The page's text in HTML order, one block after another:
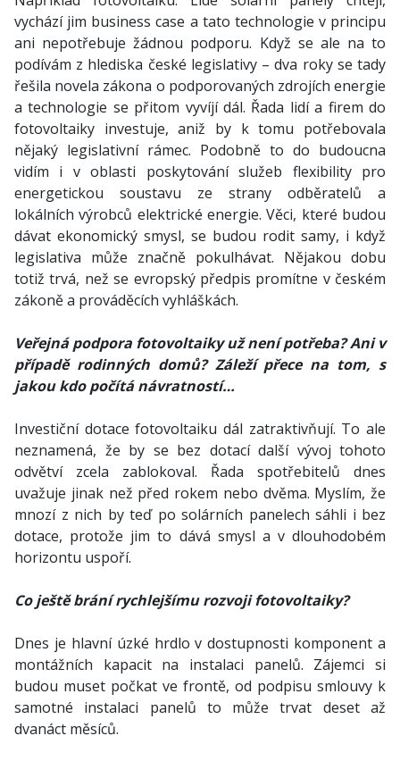
vychází jim business case a tato technologie v principu
ani nepotřebuje žádnou podporu. Když se ale na to
podívám z hlediska české legislativy – dva roky se tady
řešila novela zákona o podporovaných zdrojích energie
a technologie se přitom vyvíjí dál. Řada lidí a firem do
fotovoltaiky investuje, aniž by k tomu potřebovala
nějaký legislativní rámec. Podobně to do budoucna
vidím i v oblasti poskytování služeb flexibility pro
energetickou soustavu ze strany odběratelů a
lokálních výrobců elektrické energie. Věci, které budou
dávat ekonomický smysl, se budou rodit samy, i když
legislativa může značně pokulhávat. Nějakou dobu
totiž trvá, než se evropský předpis promítne v českém
zákoně a prováděcích vyhláškách.
Veřejná podpora fotovoltaiky už není potřeba? Ani v
případě rodinných domů? Záleží přece na tom, s
jakou kdo počítá návratností…
Investiční dotace fotovoltaiku dál zatraktivňují. To ale
neznamená, že by se bez dotací další vývoj tohoto
odvětví zcela zablokoval. Řada spotřebitelů dnes
uvažuje jinak než před rokem nebo dvěma. Myslím, že
mnozí z nich by teď po solárních panelech sáhli i bez
dotace, protože jim to dává smysl a v dlouhodobém
horizontu uspoří.
Co ještě brání rychlejšímu rozvoji fotovoltaiky?
Dnes je hlavní úzké hrdlo v dostupnosti komponent a
montážních kapacit na instalaci panelů. Zájemci si
budou muset počkat ve frontě, od podpisu smlouvy k
samotné instalaci panelů to může trvat deset až
dvanáct měsíců.